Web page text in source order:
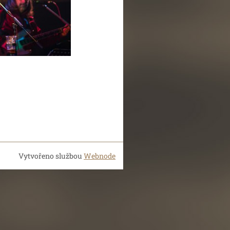
Vytvořeno službouWebnode